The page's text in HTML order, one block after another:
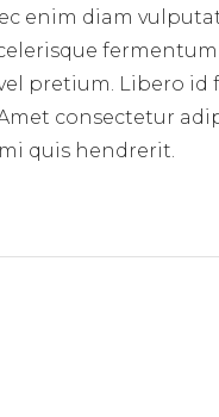
enim diam
pretium. Libero
consectetur
quis hendrerit.